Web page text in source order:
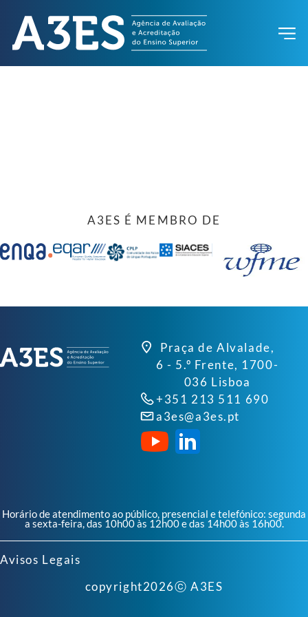
A3ES É MEMBRO DE
Praça de Alvalade,
6 - 5.º Frente, 1700-
036 Lisboa
+351 213 511 690
a3es@a3es.pt
Horário de atendimento ao público, presencial e telefónico: segunda
a sexta-feira, das 10h00 às 12h00 e das 14h00 às 16h00.
Avisos Legais
copyright2026ⓒ A3ES